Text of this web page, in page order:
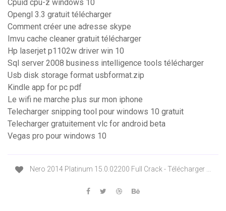
Cpuid cpu-z windows 10
Opengl 3.3 gratuit télécharger
Comment créer une adresse skype
Imvu cache cleaner gratuit télécharger
Hp laserjet p1102w driver win 10
Sql server 2008 business intelligence tools télécharger
Usb disk storage format usbformat.zip
Kindle app for pc pdf
Le wifi ne marche plus sur mon iphone
Telecharger snipping tool pour windows 10 gratuit
Telecharger gratuitement vlc for android beta
Vegas pro pour windows 10
Nero 2014 Platinum 15.0.02200 Full Crack - Télécharger ...